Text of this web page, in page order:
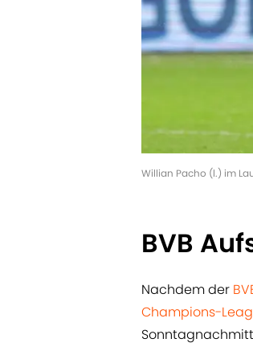
Willian Pacho (l.) im
BVB
Nachdem der
Champions-